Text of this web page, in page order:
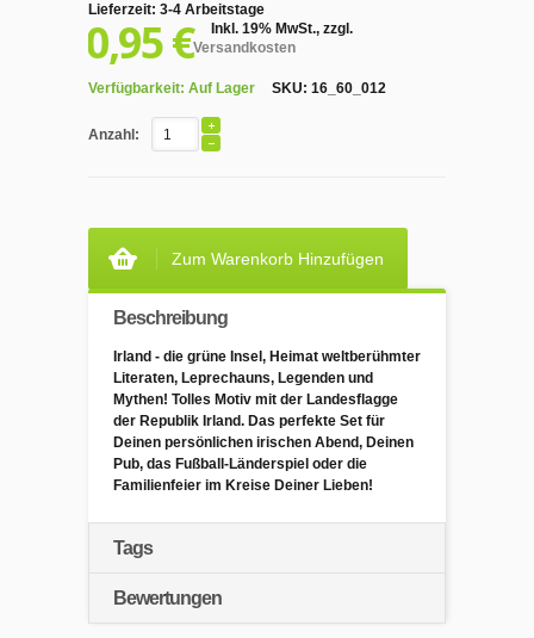
Lieferzeit: 3-4 Arbeitstage
0,95 € Inkl. 19% MwSt., zzgl.
Versandkosten
Verfügbarkeit: Auf Lager SKU: 16_60_012
Anzahl:
Zum Warenkorb Hinzufügen
Beschreibung
Irland - die grüne Insel, Heimat weltberühmter
Literaten, Leprechauns, Legenden und
Mythen! Tolles Motiv mit der Landesflagge
der Republik Irland. Das perfekte Set für
Deinen persönlichen irischen Abend, Deinen
Pub, das Fußball-Länderspiel oder die
Familienfeier im Kreise Deiner Lieben!
Tags
Bewertungen